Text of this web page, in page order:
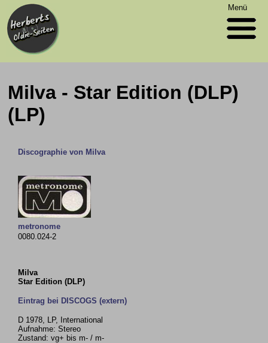
Menü
Milva - Star Edition (DLP)
(LP)
Discographie von Milva
metronome
0080.024-2
Milva
Star Edition (DLP)
Eintrag bei DISCOGS (extern)
D 1978, LP, International
Aufnahme: Stereo
Zustand: vg+ bis m- / m-